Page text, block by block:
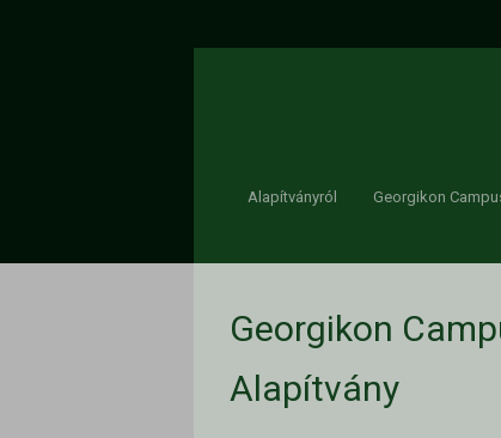
Alapítványról Georgikon
Georgikon
Alapítvány